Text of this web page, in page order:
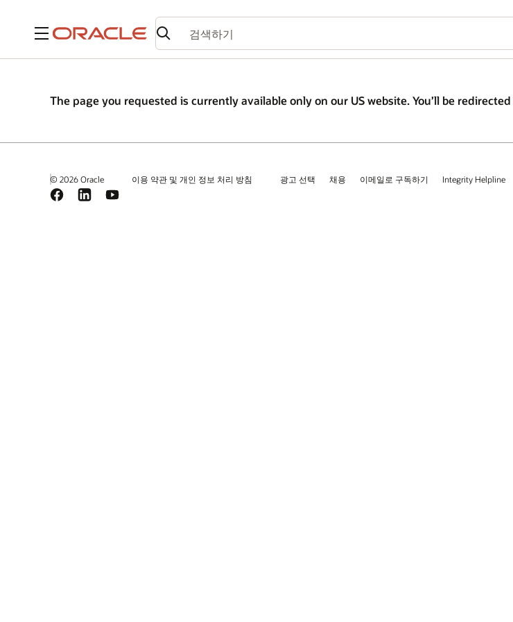
메뉴
The page you requested is currently available only on our US website. You’ll be redirected
© 2026 Oracle 이용 약관 및 개인 정보 처리 방침 광고 선택 채용 이메일로 구독하기 Integrity Helpline
FacebookLinkedInYouTube